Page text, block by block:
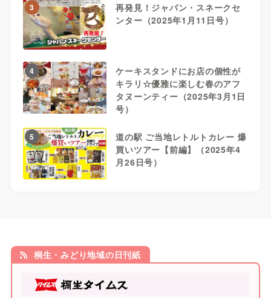
3
再発見！ジャパン・スネークセ
ンター（2025年1月11日号）
4
ケーキスタンドにお店の個性が
キラリ☆優雅に楽しむ春のアフ
タヌーンティー（2025年3月1日
号）
5
道の駅 ご当地レトルトカレー 爆
買いツアー【前編】（2025年4
月26日号）
桐生・みどり地域の日刊紙